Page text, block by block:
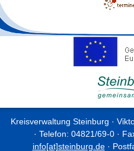
Kreisverwaltung Steinburg ·
· Telefon: 04821/69-0 ·
info[at]steinburg.de·